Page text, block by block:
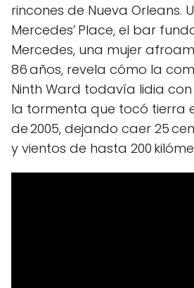
rincones de Nueva Orleans.
Mercedes’ Place, el bar
Mercedes, una mujer
86 años, revela cómo la
Ninth Ward todavía lidia
la tormenta que tocó tierra
de 2005, dejando caer 25
y vientos de hasta 200